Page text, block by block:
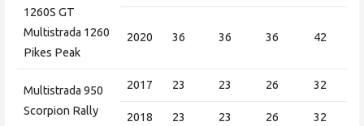
1260S GT
Multistrada 1260
Pikes Peak
2020 36 36 36 42
Multistrada 950
Scorpion Rally
2017 23 23 26 32
2018 23 23 26 32